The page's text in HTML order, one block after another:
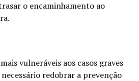
o encaminhamento ao
vulneráveis aos casos graves
redobrar a prevenção